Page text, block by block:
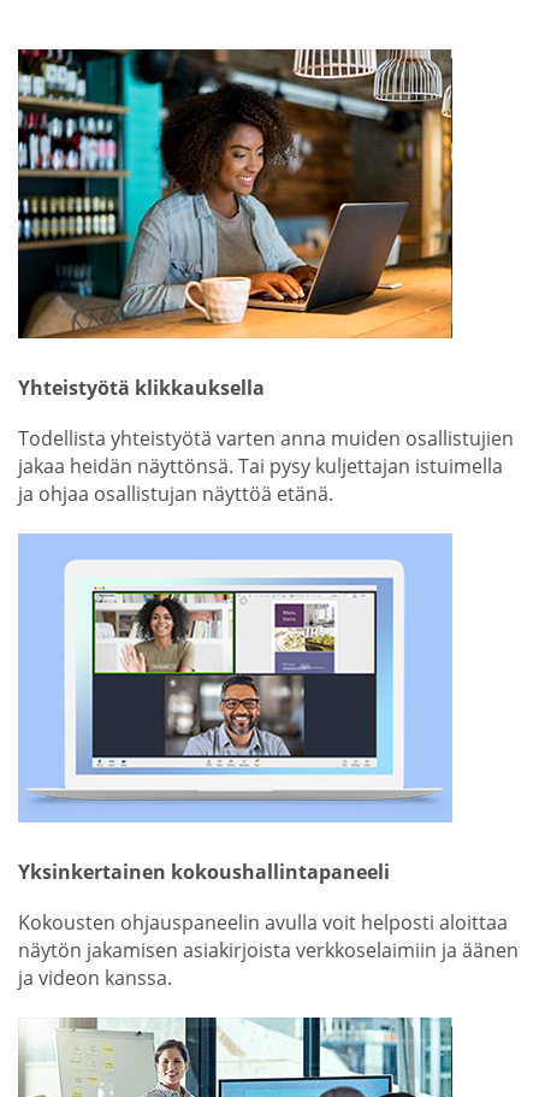
Yhteistyötä klikkauksella
Todellista yhteistyötä varten anna muiden osallistujien
jakaa heidän näyttönsä. Tai pysy kuljettajan istuimella
ja ohjaa osallistujan näyttöä etänä.
Yksinkertainen kokoushallintapaneeli
Kokousten ohjauspaneelin avulla voit helposti aloittaa
näytön jakamisen asiakirjoista verkkoselaimiin ja äänen
ja videon kanssa.